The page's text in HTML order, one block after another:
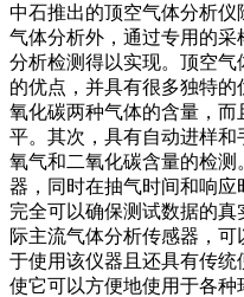
中石推出的顶空气体分析
气体分析外，通过专用的
分析检测得以实现。顶空
的优点，并具有很多独特
氧化碳两种气体的含量，
平。其次，具有自动进样
氧气和二氧化碳含量的检
器，同时在抽气时间和响应
完全可以确保测试数据的
际主流气体分析传感器，
于使用该仪器且还具有传统
使它可以方便地使用于各种